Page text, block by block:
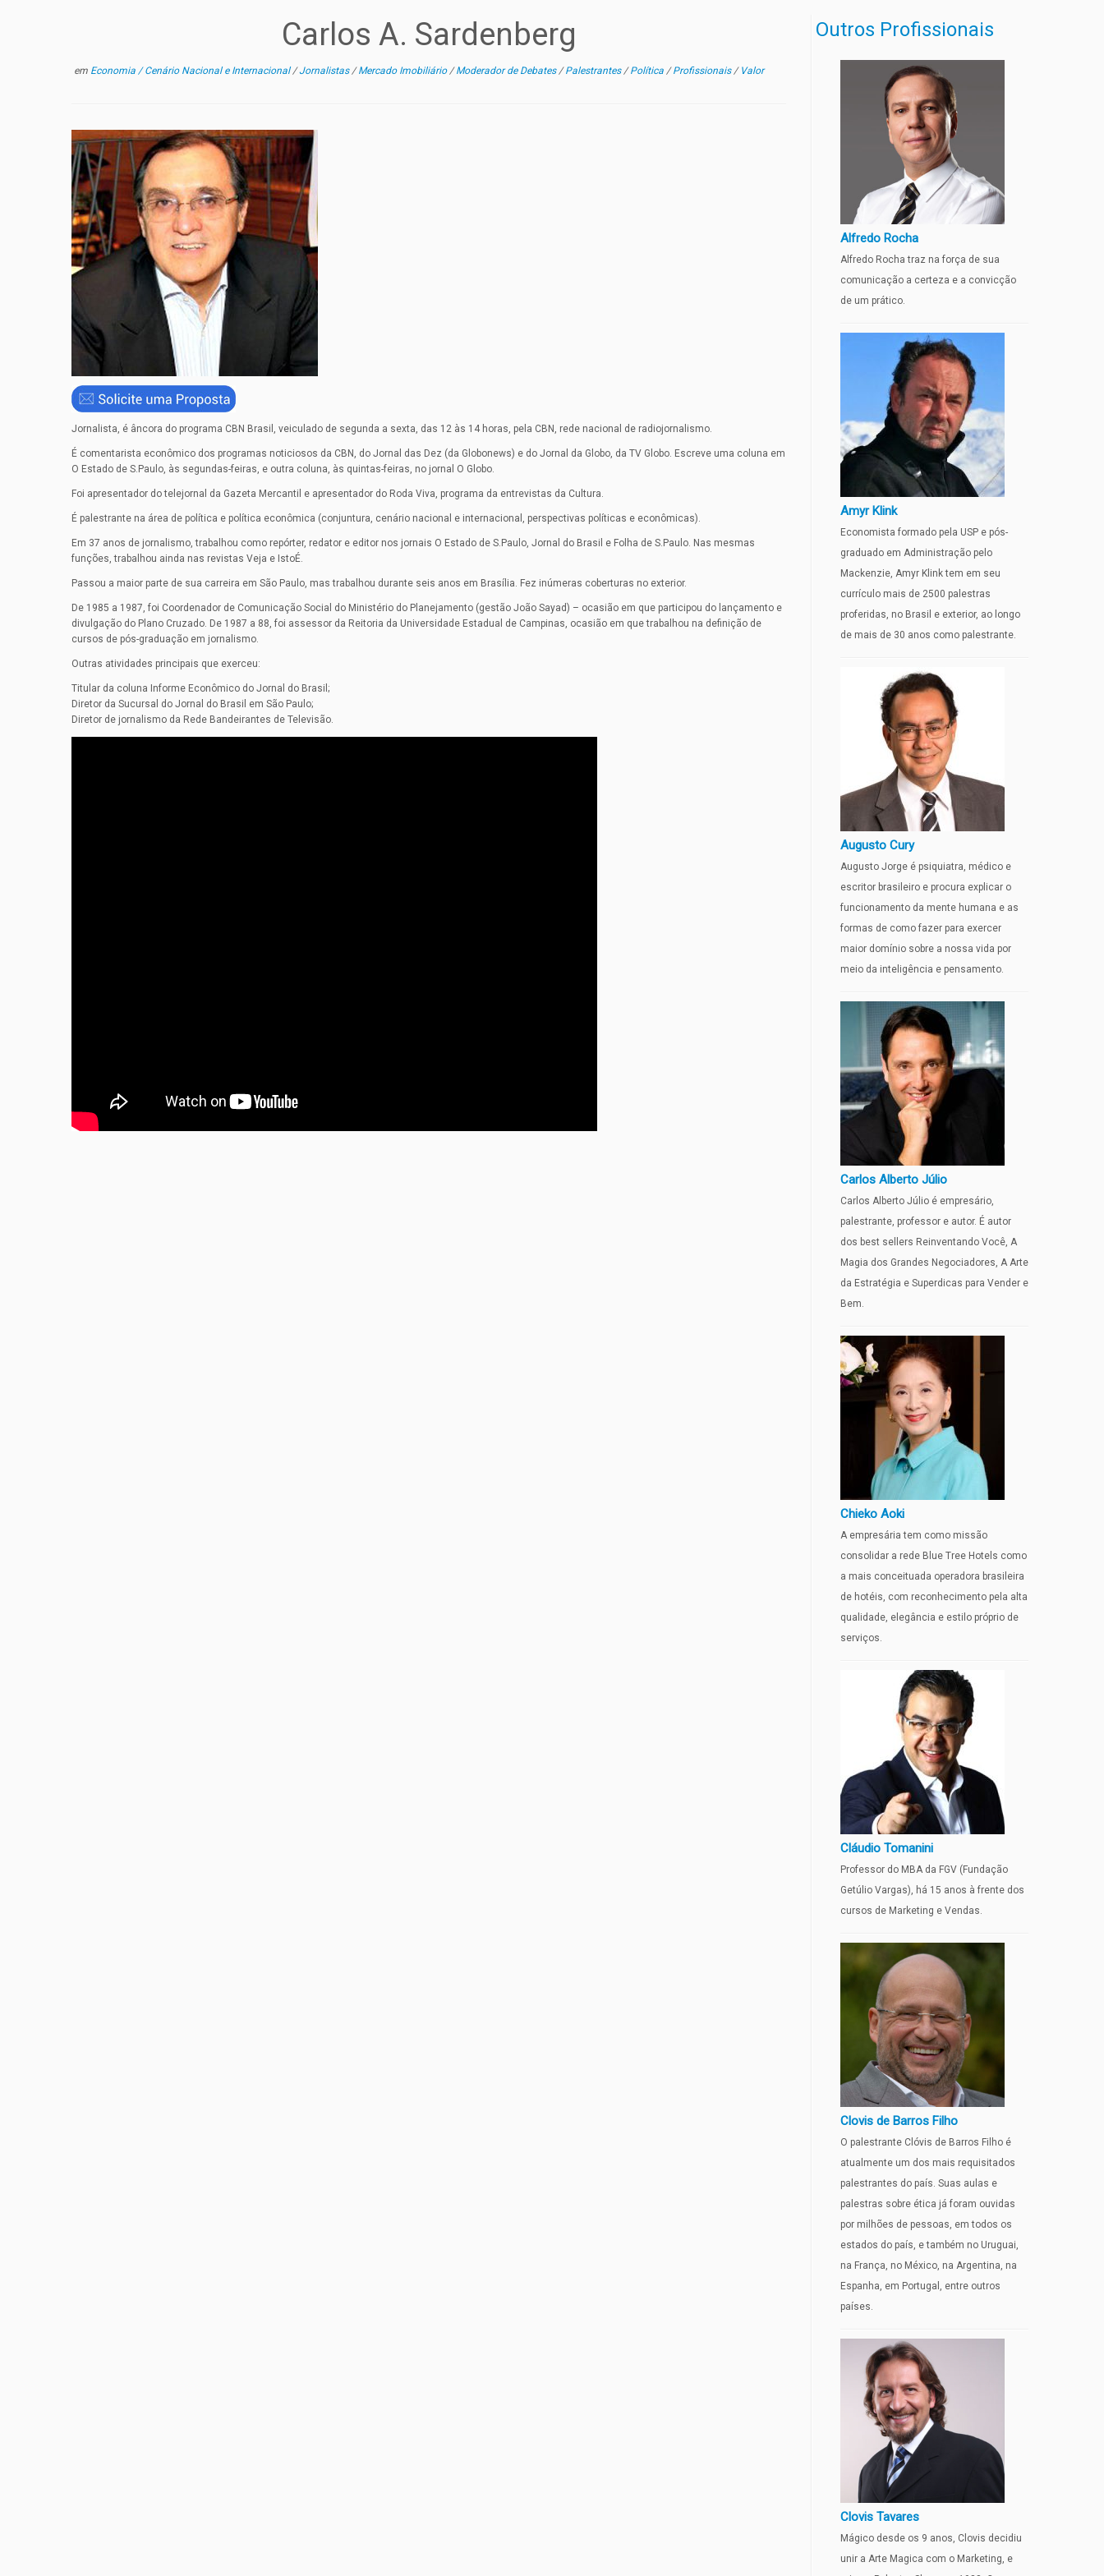
Carlos A. Sardenberg
em Economia / Cenário Nacional e Internacional/Jornalistas/Mercado Imobiliário/Moderador de Debates/Palestrantes/Política /Profissionais/ Valor
Jornalista, é âncora do programa CBN Brasil, veiculado de segunda a sexta, das 12 às 14 horas, pela CBN, rede nacional de radiojornalismo.
É comentarista econômico dos programas noticiosos da CBN, do Jornal das Dez (da Globonews) e do Jornal da Globo, da TV Globo. Escreve uma coluna em
O Estado de S.Paulo, às segundas-feiras, e outra coluna, às quintas-feiras, no jornal O Globo.
Foi apresentador do telejornal da Gazeta Mercantil e apresentador do Roda Viva, programa da entrevistas da Cultura.
É palestrante na área de política e política econômica (conjuntura, cenário nacional e internacional, perspectivas políticas e econômicas).
Em 37 anos de jornalismo, trabalhou como repórter, redator e editor nos jornais O Estado de S.Paulo, Jornal do Brasil e Folha de S.Paulo. Nas mesmas
funções, trabalhou ainda nas revistas Veja e IstoÉ.
Passou a maior parte de sua carreira em São Paulo, mas trabalhou durante seis anos em Brasília. Fez inúmeras coberturas no exterior.
De 1985 a 1987, foi Coordenador de Comunicação Social do Ministério do Planejamento (gestão João Sayad) – ocasião em que participou do lançamento e
divulgação do Plano Cruzado. De 1987 a 88, foi assessor da Reitoria da Universidade Estadual de Campinas, ocasião em que trabalhou na definição de
cursos de pós-graduação em jornalismo.
Outras atividades principais que exerceu:
Titular da coluna Informe Econômico do Jornal do Brasil;
Diretor da Sucursal do Jornal do Brasil em São Paulo;
Diretor de jornalismo da Rede Bandeirantes de Televisão.
Outros Profissionais
Alfredo Rocha
Alfredo Rocha traz na força de sua
comunicação a certeza e a convicção
de um prático.
Amyr Klink
Economista formado pela USP e pós-
graduado em Administração pelo
Mackenzie, Amyr Klink tem em seu
currículo mais de 2500 palestras
proferidas, no Brasil e exterior, ao longo
de mais de 30 anos como palestrante.
Augusto Cury
Augusto Jorge é psiquiatra, médico e
escritor brasileiro e procura explicar o
funcionamento da mente humana e as
formas de como fazer para exercer
maior domínio sobre a nossa vida por
meio da inteligência e pensamento.
Carlos Alberto Júlio
Carlos Alberto Júlio é empresário,
palestrante, professor e autor. É autor
dos best sellers Reinventando Você, A
Magia dos Grandes Negociadores, A Arte
da Estratégia e Superdicas para Vender e
Bem.
Chieko Aoki
A empresária tem como missão
consolidar a rede Blue Tree Hotels como
a mais conceituada operadora brasileira
de hotéis, com reconhecimento pela alta
qualidade, elegância e estilo próprio de
serviços.
Cláudio Tomanini
Professor do MBA da FGV (Fundação
Getúlio Vargas), há 15 anos à frente dos
cursos de Marketing e Vendas.
Clovis de Barros Filho
O palestrante Clóvis de Barros Filho é
atualmente um dos mais requisitados
palestrantes do país. Suas aulas e
palestras sobre ética já foram ouvidas
por milhões de pessoas, em todos os
estados do país, e também no Uruguai,
na França, no México, na Argentina, na
Espanha, em Portugal, entre outros
países.
Clovis Tavares
Mágico desde os 9 anos, Clovis decidiu
unir a Arte Magica com o Marketing, e